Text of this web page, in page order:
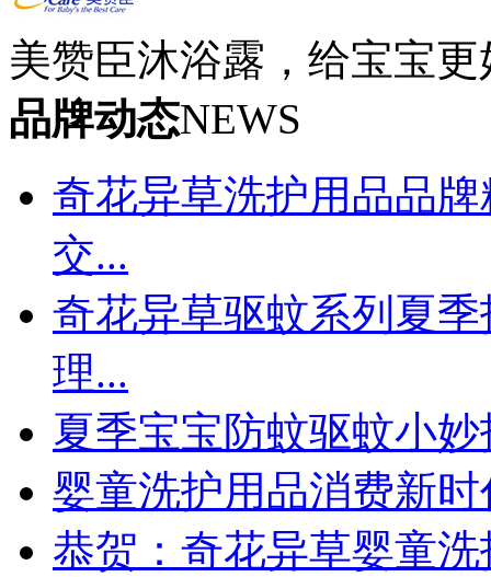
美赞臣沐浴露，给宝宝
品牌动态NEWS
奇花异草洗护用品品
交...
奇花异草驱蚊系列夏
理...
夏季宝宝防蚊驱蚊小
婴童洗护用品消费新
恭贺：奇花异草婴童